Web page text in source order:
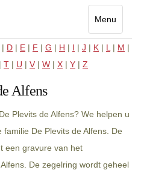
Menu
Toggle
| D | E | F | G | H | I | J | K | L | M |
| T | U | V | W | X | Y | Z
Alfens
Plevits de Alfens? We helpen u
De Plevits de Alfens. De
een gravure van het
De zegelring wordt geheel